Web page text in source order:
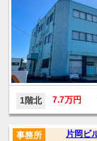
1階北 7.7万円
片岡ビ
事務所